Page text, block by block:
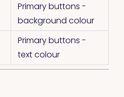
Primary buttons -
background colour
Primary buttons -
text colour